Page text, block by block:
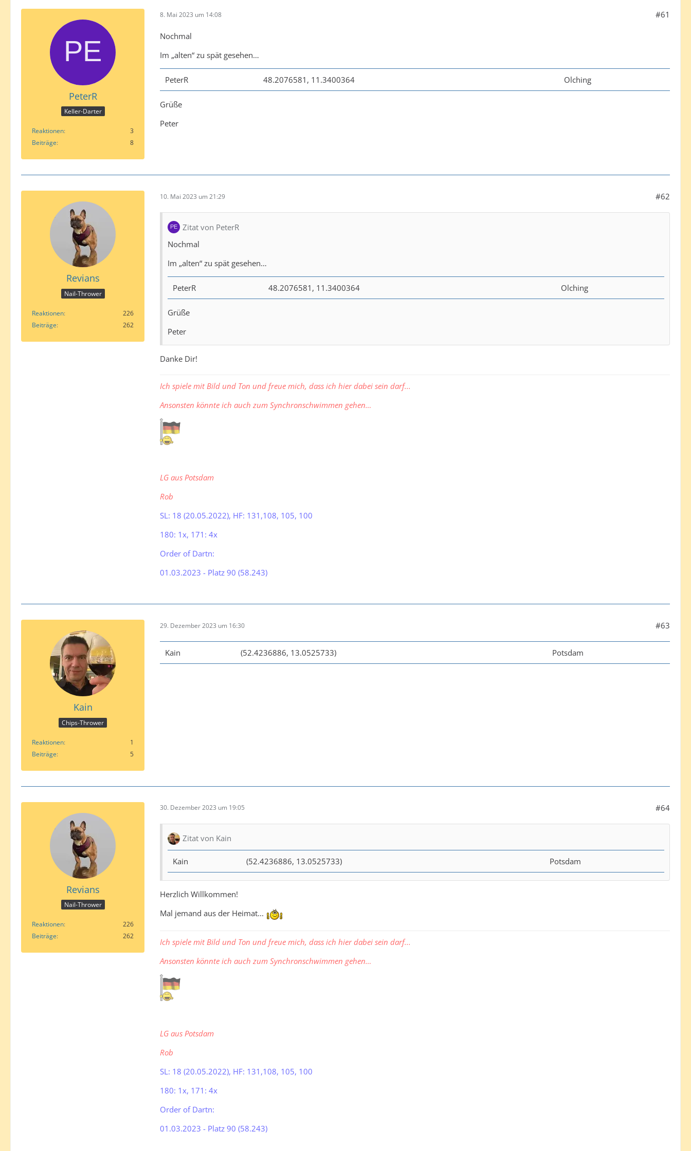
PeterR
Keller-Darter
Reaktionen
3
Beiträge
8
8. Mai 2023 um 14:08 #61
Nochmal
Im „alten“ zu spät gesehen…
PeterR 48.2076581, 11.3400364 Olching
Grüße
Peter
Revians
Nail-Thrower
Reaktionen
226
Beiträge
262
10. Mai 2023 um 21:29 #62
Zitat von PeterR
Nochmal
Im „alten“ zu spät gesehen…
PeterR 48.2076581, 11.3400364 Olching
Grüße
Peter
Danke Dir!
Ich spiele mit Bild und Ton und freue mich, dass ich hier dabei sein darf...
Ansonsten könnte ich auch zum Synchronschwimmen gehen…
LG aus Potsdam
Rob
SL: 18 (20.05.2022), HF: 131,108, 105, 100
180: 1x, 171: 4x
Order of Dartn:
01.03.2023 - Platz 90 (58.243)
Kain
Chips-Thrower
Reaktionen
1
Beiträge
5
29. Dezember 2023 um 16:30 #63
Kain (52.4236886, 13.0525733) Potsdam
Revians
Nail-Thrower
Reaktionen
226
Beiträge
262
30. Dezember 2023 um 19:05 #64
Zitat von Kain
Kain (52.4236886, 13.0525733) Potsdam
Herzlich Willkommen!
Mal jemand aus der Heimat...
Ich spiele mit Bild und Ton und freue mich, dass ich hier dabei sein darf...
Ansonsten könnte ich auch zum Synchronschwimmen gehen…
LG aus Potsdam
Rob
SL: 18 (20.05.2022), HF: 131,108, 105, 100
180: 1x, 171: 4x
Order of Dartn:
01.03.2023 - Platz 90 (58.243)